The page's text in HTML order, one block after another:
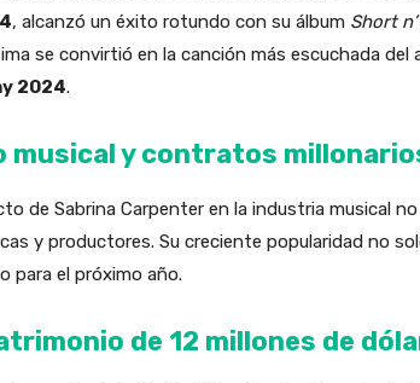
, alcanzó un éxito rotundo con su álbum Short
se convirtió en la canción más escuchada del
2024.
musical y contratos
de Sabrina Carpenter en la industria musical
y productores. Su creciente popularidad no
para el próximo año.
de 12 millones de